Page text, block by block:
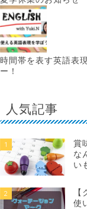
時間帯を表す英語表
ー！
人気記事
1
賞
な
い
2
使